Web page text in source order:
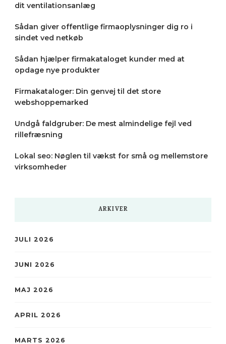
dit ventilationsanlæg
Sådan giver offentlige firmaoplysninger dig ro i
sindet ved netkøb
Sådan hjælper firmakataloget kunder med at
opdage nye produkter
Firmakataloger: Din genvej til det store
webshoppemarked
Undgå faldgruber: De mest almindelige fejl ved
rillefræsning
Lokal seo: Nøglen til vækst for små og mellemstore
virksomheder
ARKIVER
JULI 2026
JUNI 2026
MAJ 2026
APRIL 2026
MARTS 2026